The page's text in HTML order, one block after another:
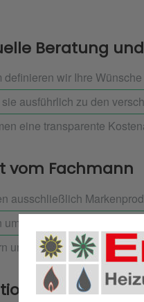
Beratung
definieren wir Ihre
ausführlich zu den
eine transparente
vom Fachmann
ausschließlich
Service- und
uns um Installation,
und Service